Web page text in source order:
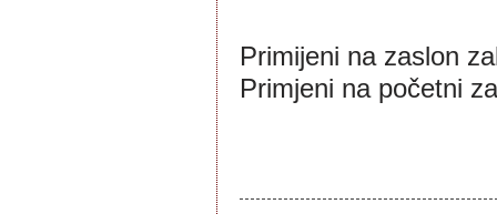
Primijeni na zaslon
Primjeni na početni